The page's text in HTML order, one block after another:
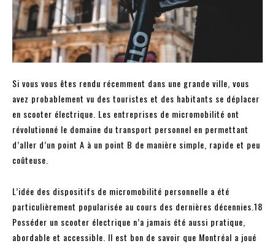
Si vous vous êtes rendu récemment dans une grande ville, vous
avez probablement vu des touristes et des habitants se déplacer
en scooter électrique. Les entreprises de micromobilité ont
révolutionné le domaine du transport personnel en permettant
d’aller d’un point A à un point B de manière simple, rapide et peu
coûteuse.
L’idée des dispositifs de micromobilité personnelle a été
particulièrement popularisée au cours des dernières décennies.18
Posséder un scooter électrique n’a jamais été aussi pratique,
abordable et accessible. Il est bon de savoir que Montréal a joué